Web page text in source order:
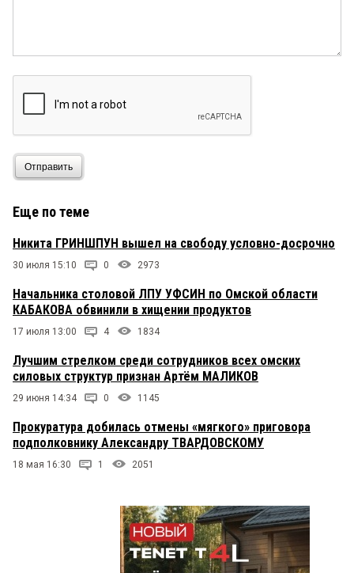
Отправить
Еще по теме
Никита ГРИНШПУН вышел на свободу условно-досрочно
30 июля 15:10 0 2973
Начальника столовой ЛПУ УФСИН по Омской области
КАБАКОВА обвинили в хищении продуктов
17 июля 13:00 4 1834
Лучшим стрелком среди сотрудников всех омских
силовых структур признан Артём МАЛИКОВ
29 июня 14:34 0 1145
Прокуратура добилась отмены «мягкого» приговора
подполковнику Александру ТВАРДОВСКОМУ
18 мая 16:30 1 2051